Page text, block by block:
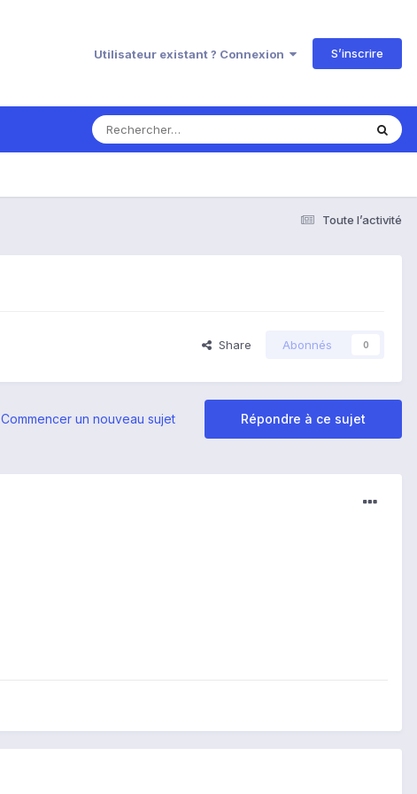
Utilisateur existant ? Connexion S’inscrire
Toute l’activité
Share Abonnés 0
Répondre à ce sujet
Commencer un nouveau sujet